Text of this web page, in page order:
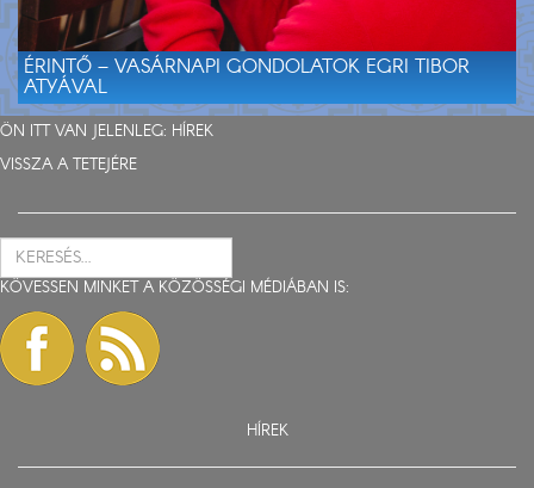
ÉRINTŐ – VASÁRNAPI GONDOLATOK EGRI TIBOR
ATYÁVAL
ÖN ITT VAN JELENLEG: HÍREK
VISSZA A TETEJÉRE
KÖVESSEN MINKET A KÖZÖSSÉGI MÉDIÁBAN IS:
HÍREK